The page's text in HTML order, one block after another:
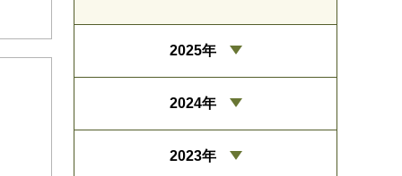
2025年
2024年
2023年